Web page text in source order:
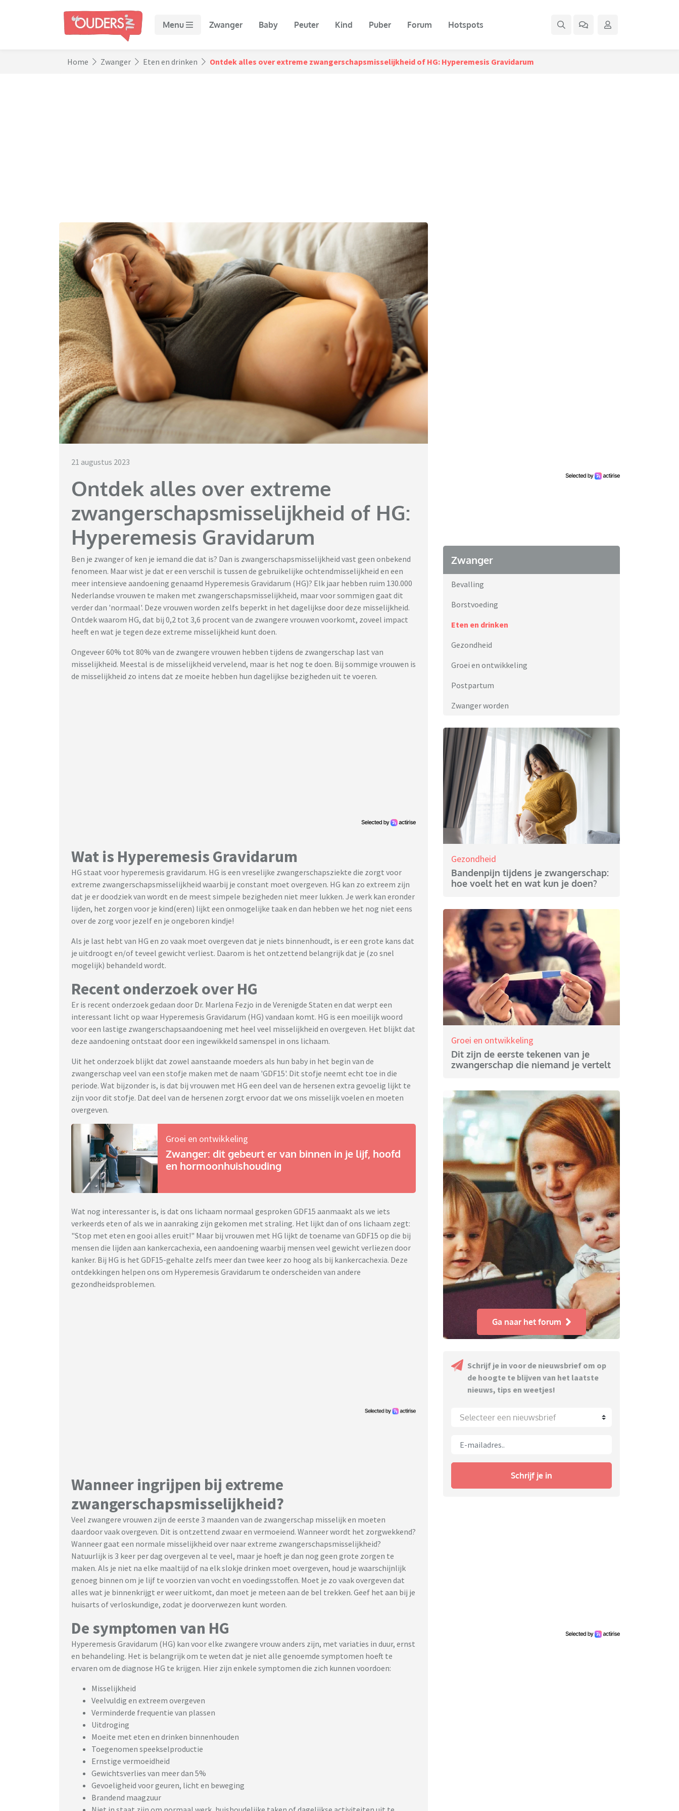
Menu Zwanger Baby Peuter Kind Puber Forum Hotspots
Home Zwanger Eten en drinken Ontdek alles over extreme zwangerschapsmisselijkheid of HG: Hyperemesis Gravidarum
21 augustus 2023
Ontdek alles over extreme
zwangerschapsmisselijkheid of HG:
Hyperemesis Gravidarum
Ben je zwanger of ken je iemand die dat is? Dan is zwangerschapsmisselijkheid vast geen onbekend
fenomeen. Maar wist je dat er een verschil is tussen de gebruikelijke ochtendmisselijkheid en een
meer intensieve aandoening genaamd Hyperemesis Gravidarum (HG)? Elk jaar hebben ruim 130.000
Nederlandse vrouwen te maken met zwangerschapsmisselijkheid, maar voor sommigen gaat dit
verder dan 'normaal'. Deze vrouwen worden zelfs beperkt in het dagelijkse door deze misselijkheid.
Ontdek waarom HG, dat bij 0,2 tot 3,6 procent van de zwangere vrouwen voorkomt, zoveel impact
heeft en wat je tegen deze extreme misselijkheid kunt doen.
Ongeveer 60% tot 80% van de zwangere vrouwen hebben tijdens de zwangerschap last van
misselijkheid. Meestal is de misselijkheid vervelend, maar is het nog te doen. Bij sommige vrouwen is
de misselijkheid zo intens dat ze moeite hebben hun dagelijkse bezigheden uit te voeren.
Wat is Hyperemesis Gravidarum
HG staat voor hyperemesis gravidarum. HG is een vreselijke zwangerschapsziekte die zorgt voor
extreme zwangerschapsmisselijkheid waarbij je constant moet overgeven. HG kan zo extreem zijn
dat je er doodziek van wordt en de meest simpele bezigheden niet meer lukken. Je werk kan eronder
lijden, het zorgen voor je kind(eren) lijkt een onmogelijke taak en dan hebben we het nog niet eens
over de zorg voor jezelf en je ongeboren kindje!
Als je last hebt van HG en zo vaak moet overgeven dat je niets binnenhoudt, is er een grote kans dat
je uitdroogt en/of teveel gewicht verliest. Daarom is het ontzettend belangrijk dat je (zo snel
mogelijk) behandeld wordt.
Recent onderzoek over HG
Er is recent onderzoek gedaan door Dr. Marlena Fezjo in de Verenigde Staten en dat werpt een
interessant licht op waar Hyperemesis Gravidarum (HG) vandaan komt. HG is een moeilijk woord
voor een lastige zwangerschapsaandoening met heel veel misselijkheid en overgeven. Het blijkt dat
deze aandoening ontstaat door een ingewikkeld samenspel in ons lichaam.
Uit het onderzoek blijkt dat zowel aanstaande moeders als hun baby in het begin van de
zwangerschap veel van een stofje maken met de naam 'GDF15'. Dit stofje neemt echt toe in die
periode. Wat bijzonder is, is dat bij vrouwen met HG een deel van de hersenen extra gevoelig lijkt te
zijn voor dit stofje. Dat deel van de hersenen zorgt ervoor dat we ons misselijk voelen en moeten
overgeven.
Groei en ontwikkeling
Zwanger: dit gebeurt er van binnen in je lijf, hoofd
en hormoonhuishouding
Wat nog interessanter is, is dat ons lichaam normaal gesproken GDF15 aanmaakt als we iets
verkeerds eten of als we in aanraking zijn gekomen met straling. Het lijkt dan of ons lichaam zegt:
"Stop met eten en gooi alles eruit!" Maar bij vrouwen met HG lijkt de toename van GDF15 op die bij
mensen die lijden aan kankercachexia, een aandoening waarbij mensen veel gewicht verliezen door
kanker. Bij HG is het GDF15-gehalte zelfs meer dan twee keer zo hoog als bij kankercachexia. Deze
ontdekkingen helpen ons om Hyperemesis Gravidarum te onderscheiden van andere
gezondheidsproblemen.
Wanneer ingrijpen bij extreme
zwangerschapsmisselijkheid?
Veel zwangere vrouwen zijn de eerste 3 maanden van de zwangerschap misselijk en moeten
daardoor vaak overgeven. Dit is ontzettend zwaar en vermoeiend. Wanneer wordt het zorgwekkend?
Wanneer gaat een normale misselijkheid over naar extreme zwangerschapsmisselijkheid?
Natuurlijk is 3 keer per dag overgeven al te veel, maar je hoeft je dan nog geen grote zorgen te
maken. Als je niet na elke maaltijd of na elk slokje drinken moet overgeven, houd je waarschijnlijk
genoeg binnen om je lijf te voorzien van vocht en voedingsstoffen. Moet je zo vaak overgeven dat
alles wat je binnenkrijgt er weer uitkomt, dan moet je meteen aan de bel trekken. Geef het aan bij je
huisarts of verloskundige, zodat je doorverwezen kunt worden.
De symptomen van HG
Hyperemesis Gravidarum (HG) kan voor elke zwangere vrouw anders zijn, met variaties in duur, ernst
en behandeling. Het is belangrijk om te weten dat je niet alle genoemde symptomen hoeft te
ervaren om de diagnose HG te krijgen. Hier zijn enkele symptomen die zich kunnen voordoen:
Misselijkheid
Veelvuldig en extreem overgeven
Verminderde frequentie van plassen
Uitdroging
Moeite met eten en drinken binnenhouden
Toegenomen speekselproductie
Ernstige vermoeidheid
Gewichtsverlies van meer dan 5%
Gevoeligheid voor geuren, licht en beweging
Brandend maagzuur
Zwanger
Bevalling
Borstvoeding
Eten en drinken
Gezondheid
Groei en ontwikkeling
Postpartum
Zwanger worden
Gezondheid
Bandenpijn tijdens je zwangerschap:
hoe voelt het en wat kun je doen?
Groei en ontwikkeling
Dit zijn de eerste tekenen van je
zwangerschap die niemand je vertelt
Ga naar het forum
Schrijf je in voor de nieuwsbrief om op
de hoogte te blijven van het laatste
nieuws, tips en weetjes!
Selecteer een nieuwsbrief
Schrijf je in